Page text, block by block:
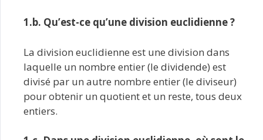
1.b. Qu’est-ce qu’une division euclidienne ?
La division euclidienne est une division dans
laquelle un nombre entier (le dividende) est
divisé par un autre nombre entier (le diviseur)
pour obtenir un quotient et un reste, tous deux
entiers.